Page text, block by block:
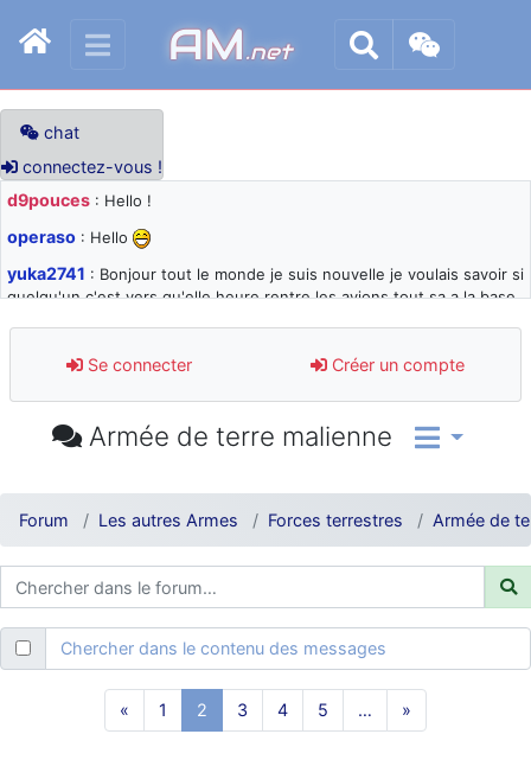
AM.net
chat
connectez-vous !
d9pouces : Hello !
operaso : Hello
yuka2741 : Bonjour tout le monde je suis nouvelle je voulais savoir si
quelqu'un c'est vers qu'elle heure rentre les avions tout sa a la base
d9pouces: désolé pour les quelques blocages du site ces derniers
jours : je teste des méthodes contre le spam et les bots trop nocifs
paxwax: Super, la nouvelle bannière
comprendre
d9pouces: ouakamois > si tu parles du sujet sur l'Armée de l'Air,
bien sûr que oui !
je suis un avion@,._,+: Bonjour je viens d'arriver il y a quelques
moi et quelques avions n'ont pas les mêmes noms qu'aujourd'hui
ouakamois: Bonjourà toutes et à tous.en espérantque ces
quelques images du Pays Basque vous auront plu ; Agur…
: Je me rattraperai à la Ferté samedi
Se connecter Créer un compte
Armée de terre malienne
Forum Les autres Armes Forces terrestres Armée de
Chercher dans le contenu des messages
« 1 2 3 4 5 … »